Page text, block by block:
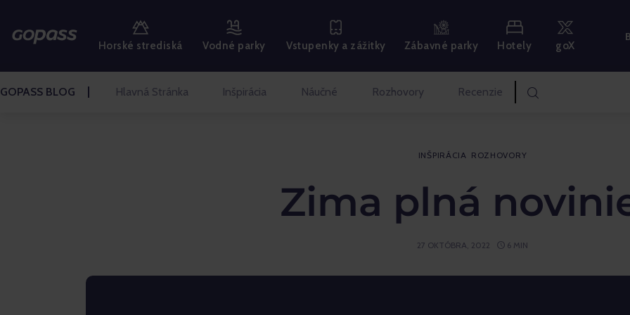
Horské strediská Vodné parky Vstupenky a zážitky Zábavné parky Hotely goX
GOPASS BLOG Hlavná Stránka Inšpirácia Náučné Rozhovory Recenzie
GOLF
INŠPIRÁCIA ROZHOVORY
Zima plná
27 OKTÓBRA, 2022 6 MIN